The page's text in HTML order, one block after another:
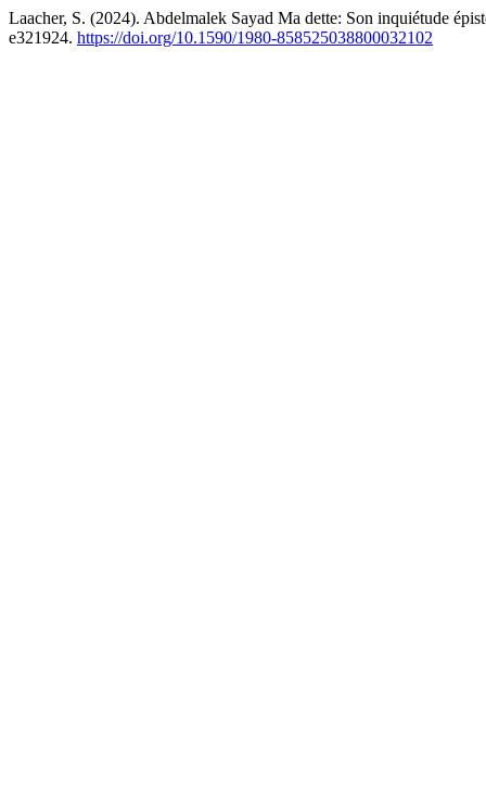
Laacher, S. (2024). Abdelmalek Sayad Ma dette: Son inquiétude
e321924. https://doi.org/10.1590/1980-858525038800032102